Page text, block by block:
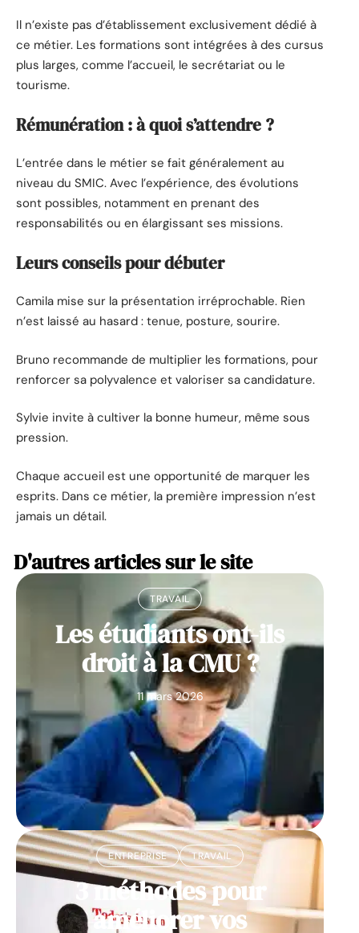
Il n’existe pas d’établissement exclusivement dédié à
ce métier. Les formations sont intégrées à des cursus
plus larges, comme l’accueil, le secrétariat ou le
tourisme.
Rémunération : à quoi s’attendre ?
L’entrée dans le métier se fait généralement au
niveau du SMIC. Avec l’expérience, des évolutions
sont possibles, notamment en prenant des
responsabilités ou en élargissant ses missions.
Leurs conseils pour débuter
Camila mise sur la présentation irréprochable. Rien
n’est laissé au hasard : tenue, posture, sourire.
Bruno recommande de multiplier les formations, pour
renforcer sa polyvalence et valoriser sa candidature.
Sylvie invite à cultiver la bonne humeur, même sous
pression.
Chaque accueil est une opportunité de marquer les
esprits. Dans ce métier, la première impression n’est
jamais un détail.
D'autres articles sur le site
TRAVAIL
Les étudiants ont-ils
droit à la CMU ?
11 mars 2026
ENTREPRISE TRAVAIL
3 méthodes pour
améliorer vos